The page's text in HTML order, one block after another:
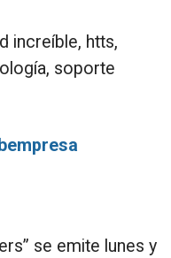
increíble, htts,
soporte
se emite lunes y